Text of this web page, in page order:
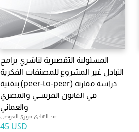
المسئولية التقصيرية لناشري برامج
التبادل غير المشروع للمصنفات الفكرية
بتقنية (peer-to-peer) دراسة مقارنة
في القانون الفرنسي والمصري
والعماني
عبد الهادي فوزي العوضي
45 USD